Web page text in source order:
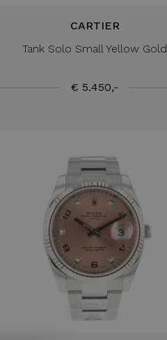
CARTIER
Tank Solo Small Yellow Gold
€ 5.450,-